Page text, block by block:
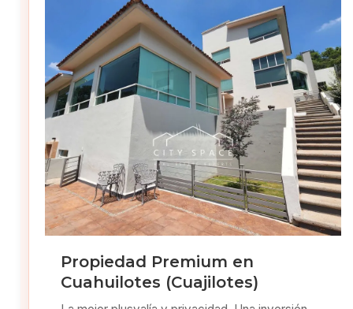
Propiedad Premium en
Cuahuilotes (Cuajilotes)